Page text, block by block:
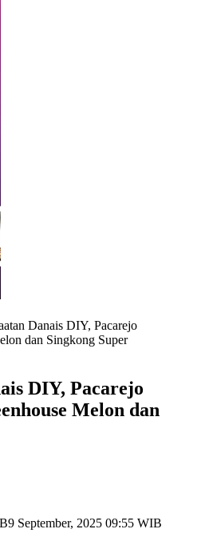
Danais DIY, Pacarejo
dan Singkong Super
DIY, Pacarejo
Melon dan
9 September, 2025 09:55 WIB